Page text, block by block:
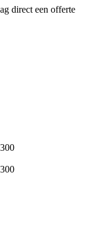
direct een offerte